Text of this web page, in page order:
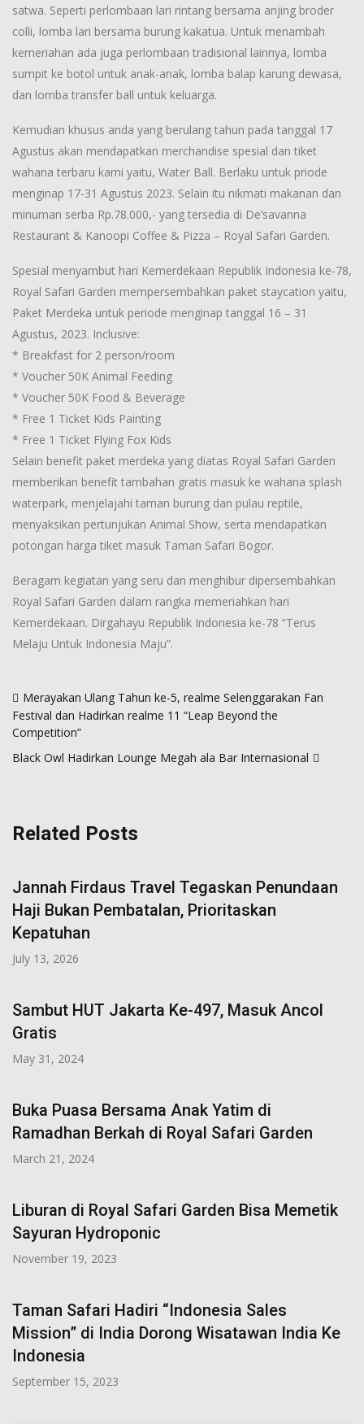
satwa. Seperti perlombaan lari rintang bersama anjing broder
colli, lomba lari bersama burung kakatua. Untuk menambah
kemeriahan ada juga perlombaan tradisional lainnya, lomba
sumpit ke botol untuk anak-anak, lomba balap karung dewasa,
dan lomba transfer ball untuk keluarga.
Kemudian khusus anda yang berulang tahun pada tanggal 17
Agustus akan mendapatkan merchandise spesial dan tiket
wahana terbaru kami yaitu, Water Ball. Berlaku untuk priode
menginap 17-31 Agustus 2023. Selain itu nikmati makanan dan
minuman serba Rp.78.000,- yang tersedia di De’savanna
Restaurant & Kanoopi Coffee & Pizza – Royal Safari Garden.
Spesial menyambut hari Kemerdekaan Republik Indonesia ke-78,
Royal Safari Garden mempersembahkan paket staycation yaitu,
Paket Merdeka untuk periode menginap tanggal 16 – 31
Agustus, 2023. Inclusive:
* Breakfast for 2 person/room
* Voucher 50K Animal Feeding
* Voucher 50K Food & Beverage
* Free 1 Ticket Kids Painting
* Free 1 Ticket Flying Fox Kids
Selain benefit paket merdeka yang diatas Royal Safari Garden
memberikan benefit tambahan gratis masuk ke wahana splash
waterpark, menjelajahi taman burung dan pulau reptile,
menyaksikan pertunjukan Animal Show, serta mendapatkan
potongan harga tiket masuk Taman Safari Bogor.
Beragam kegiatan yang seru dan menghibur dipersembahkan
Royal Safari Garden dalam rangka memeriahkan hari
Kemerdekaan. Dirgahayu Republik Indonesia ke-78 “Terus
Melaju Untuk Indonesia Maju”.
navigation
Merayakan Ulang Tahun ke-5, realme Selenggarakan Fan
Festival dan Hadirkan realme 11 “Leap Beyond the
Competition”
Black Owl Hadirkan Lounge Megah ala Bar Internasional
Related Posts
Jannah Firdaus Travel Tegaskan Penundaan
Haji Bukan Pembatalan, Prioritaskan
Kepatuhan
July 13, 2026
Sambut HUT Jakarta Ke-497, Masuk Ancol
Gratis
May 31, 2024
Buka Puasa Bersama Anak Yatim di
Ramadhan Berkah di Royal Safari Garden
March 21, 2024
Liburan di Royal Safari Garden Bisa Memetik
Sayuran Hydroponic
November 19, 2023
Taman Safari Hadiri “Indonesia Sales
Mission” di India Dorong Wisatawan India Ke
Indonesia
September 15, 2023